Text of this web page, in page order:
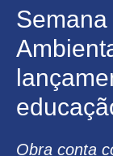
Obra conta